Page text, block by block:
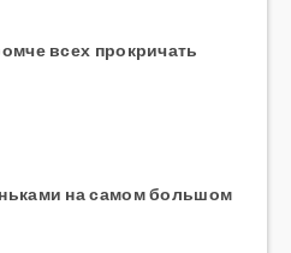
всех прокричать
на самом большом